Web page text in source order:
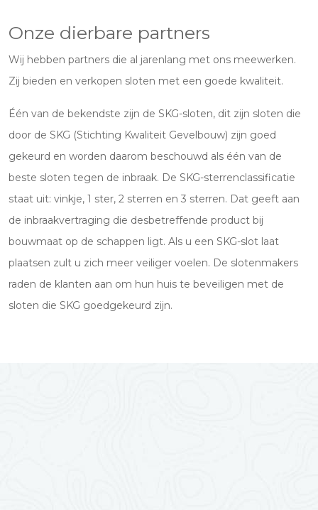
Onze dierbare partners
Wij hebben partners die al jarenlang met ons meewerken.
Zij bieden en verkopen sloten met een goede kwaliteit.
Één van de bekendste zijn de SKG-sloten, dit zijn sloten die
door de SKG (Stichting Kwaliteit Gevelbouw) zijn goed
gekeurd en worden daarom beschouwd als één van de
beste sloten tegen de inbraak. De SKG-sterrenclassificatie
staat uit: vinkje, 1 ster, 2 sterren en 3 sterren. Dat geeft aan
de inbraakvertraging die desbetreffende product bij
bouwmaat op de schappen ligt. Als u een SKG-slot laat
plaatsen zult u zich meer veiliger voelen. De slotenmakers
raden de klanten aan om hun huis te beveiligen met de
sloten die SKG goedgekeurd zijn.